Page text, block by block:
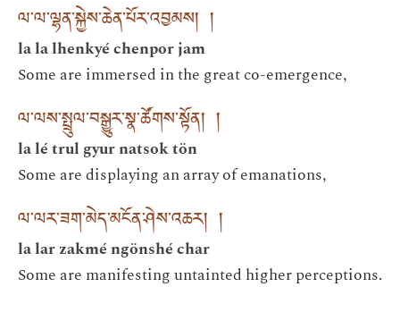
ལ་ལ་ལྷན་སྐྱེས་ཆེན་པོར་འབྱམས། །
la la lhenkyé chenpor jam
Some are immersed in the great co-emergence,
ལ་ལས་སྤྲུལ་བསྒྱུར་སྣ་ཚོགས་སྟོན། །
la lé trul gyur natsok tön
Some are displaying an array of emanations,
ལ་ལར་ཟག་མེད་མངོན་ཤེས་འཆར། །
la lar zakmé ngönshé char
Some are manifesting untainted higher perceptions.